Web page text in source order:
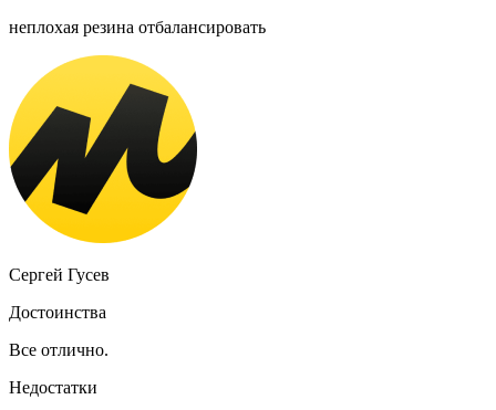
неплохая резина отбалансировать
Сергей Гусев
Достоинства
Все отлично.
Недостатки